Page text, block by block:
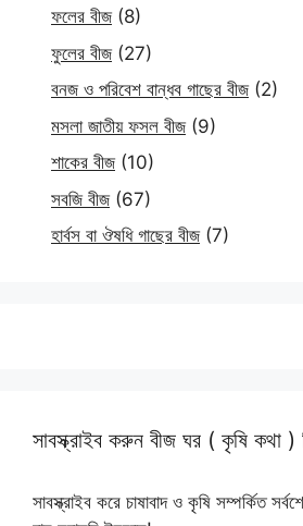
ফলের বীজ (8)
ফুলের বীজ (27)
বনজ ও পরিবেশ বান্ধব গাছের বীজ (2)
মসলা জাতীয় ফসল বীজ (9)
শাকের বীজ (10)
সবজি বীজ (67)
হার্বস বা ঔষধি গাছের বীজ (7)
সাবস্ক্রাইব করুন বীজ ঘর ( কৃষি কথা )
সাবস্ক্রাইব করে চাষাবাদ ও কৃষি সম্পর্কিত